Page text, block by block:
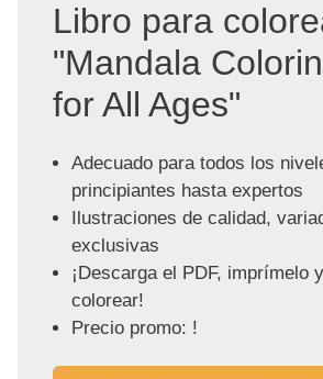
Libro para
"Mandala
for All Ages"
Adecuado para todos los
principiantes hasta expertos
Ilustraciones de calidad,
exclusivas
¡Descarga el PDF, imprímelo
colorear!
Precio promo: !